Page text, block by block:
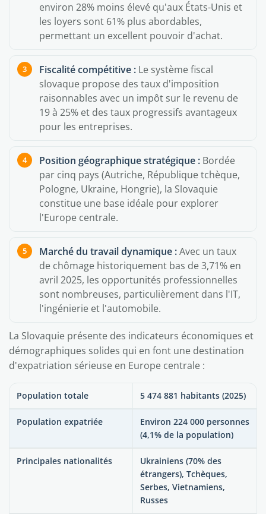
environ 28% moins élevé qu'aux États-Unis et
les loyers sont 61% plus abordables,
permettant un excellent pouvoir d'achat.
Fiscalité compétitive : Le système fiscal
slovaque propose des taux d'imposition
raisonnables avec un impôt sur le revenu de
19 à 25% et des taux progressifs avantageux
pour les entreprises.
Position géographique stratégique : Bordée
par cinq pays (Autriche, République tchèque,
Pologne, Ukraine, Hongrie), la Slovaquie
constitue une base idéale pour explorer
l'Europe centrale.
Marché du travail dynamique :Avec un taux
de chômage historiquement bas de 3,71% en
avril 2025, les opportunités professionnelles
sont nombreuses, particulièrement dans l'IT,
l'ingénierie et l'automobile.
La Slovaquie présente des indicateurs économiques et
démographiques solides qui en font une destination
d'expatriation sérieuse en Europe centrale :
Population totale 5 474 881 habitants (2025)
Population expatriée
Environ 224 000 personnes
(4,1% de la population)
Principales nationalités
Ukrainiens (70% des
étrangers), Tchèques,
Serbes, Vietnamiens,
Russes